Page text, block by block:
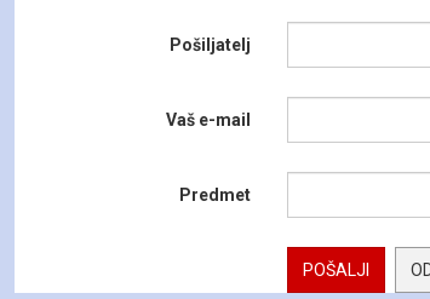
Pošiljatelj
Vaš e-mail
Predmet
POŠALJI